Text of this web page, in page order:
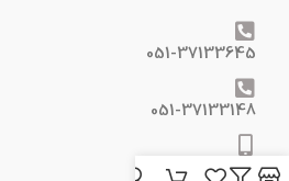
051-37133645
051-37133148
09129617520